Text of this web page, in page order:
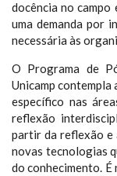
docência no
uma demanda por
necessária às
O Programa de
Unicamp contempla
específico nas
reflexão
partir da reflexão e
novas tecnologias
do conhecimento.